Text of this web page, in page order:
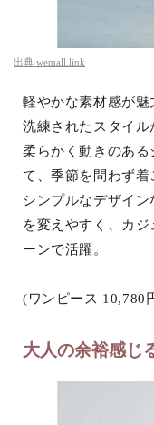
出典 wemall.link
軽やかな素材感が
洗練されたスタイル
柔らかく動きのあ
て、季節を問わず着
シンプルなデザイ
を変えやすく、カ
ーンで活躍。
(ワンピース 10,780
大人の余裕感じ